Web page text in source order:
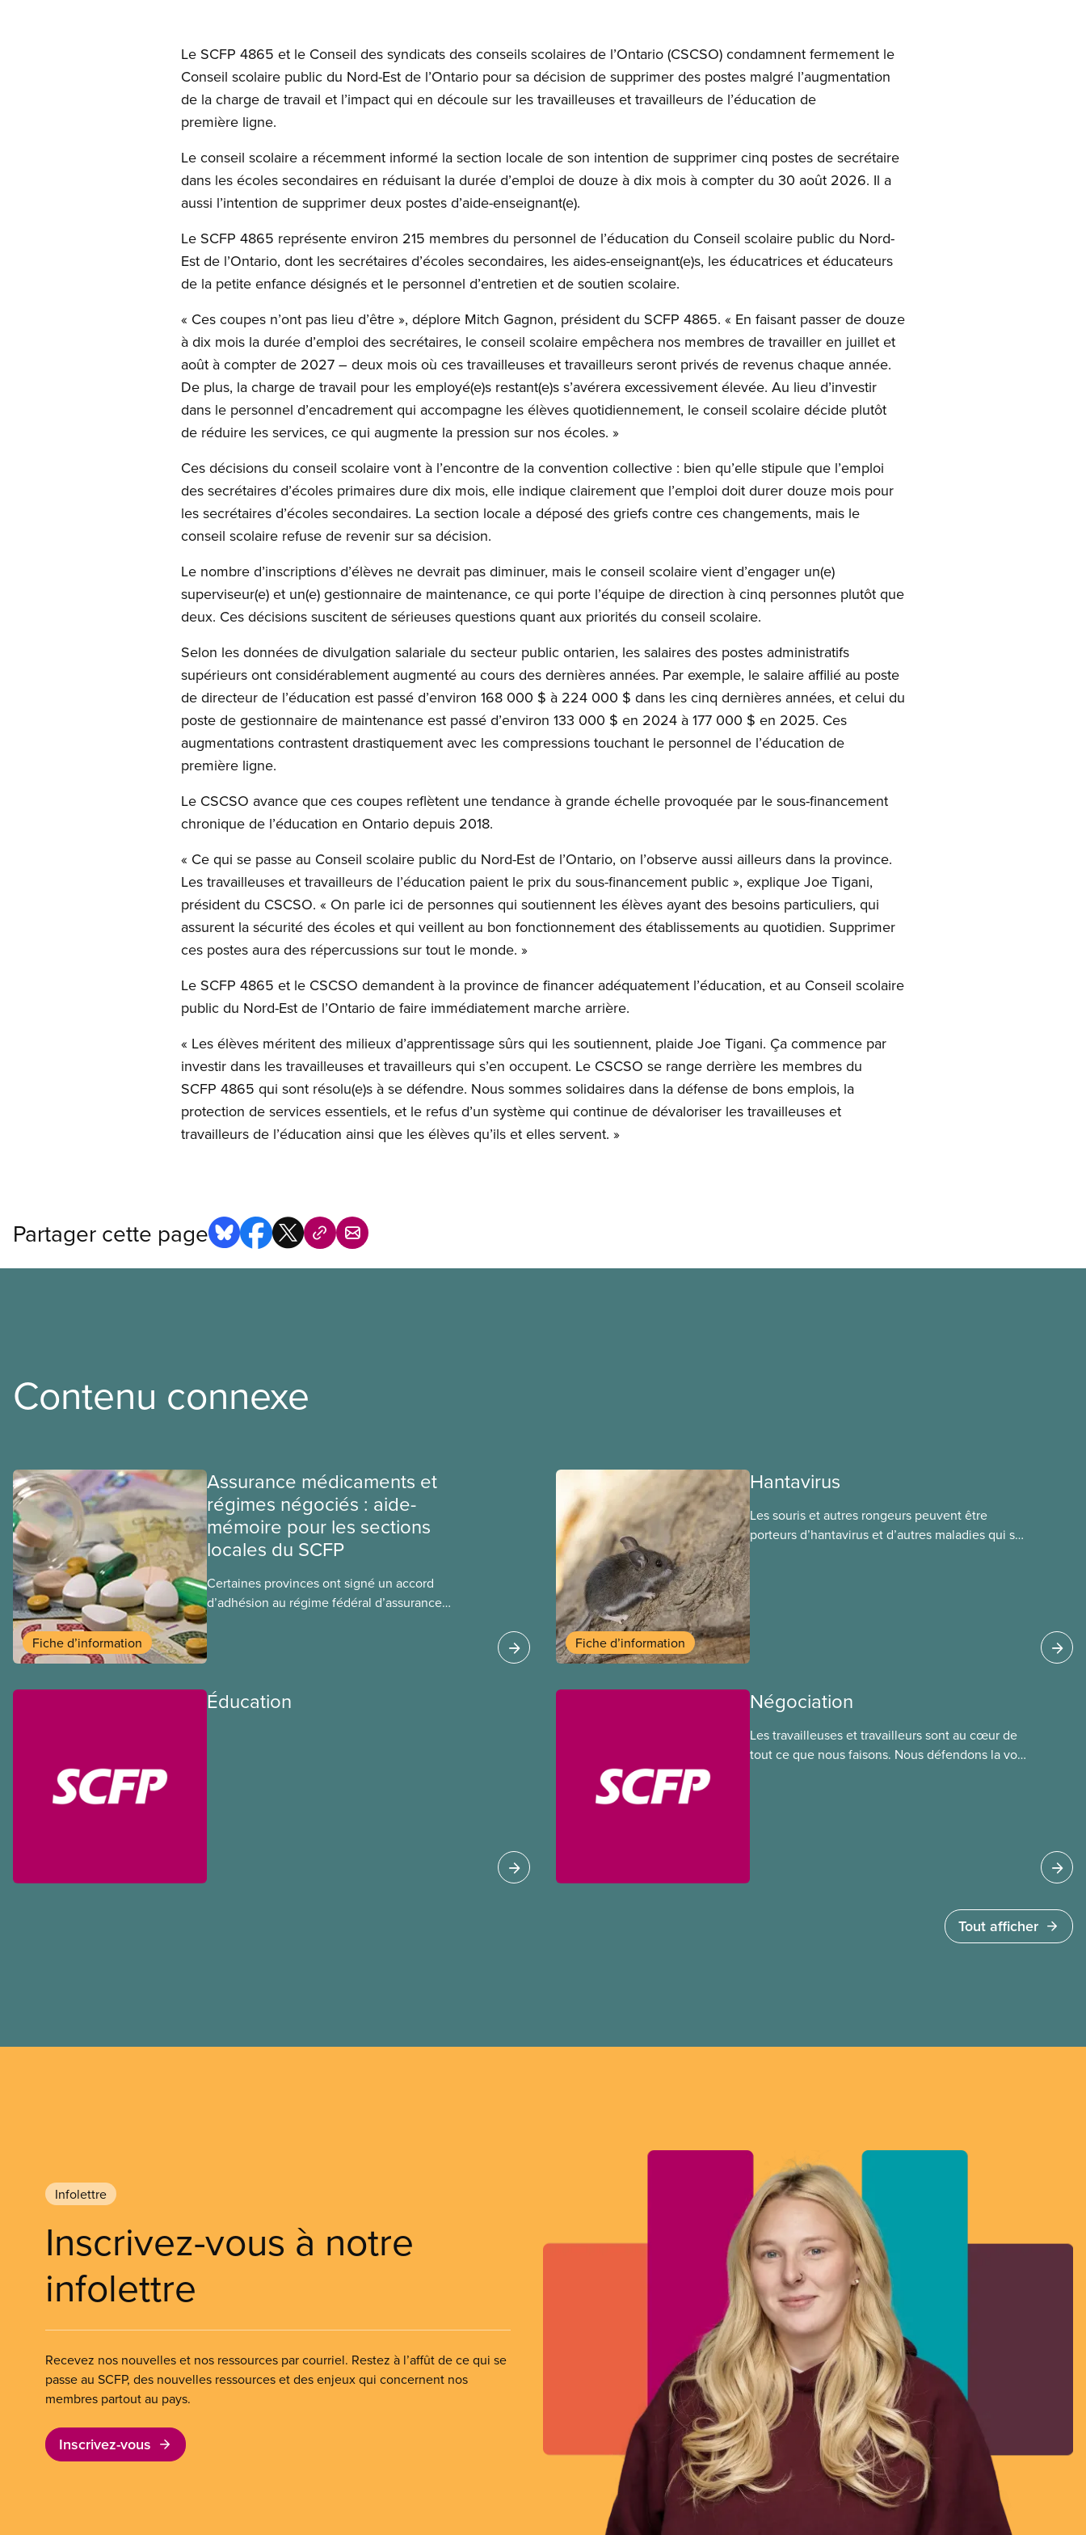
Le SCFP 4865 et le Conseil des syndicats des conseils scolaires de l’Ontario (CSCSO) condamnent fermement le
Conseil scolaire public du Nord-Est de l’Ontario pour sa décision de supprimer des postes malgré l’augmentation
de la charge de travail et l’impact qui en découle sur les travailleuses et travailleurs de l’éducation de
première ligne.
Le conseil scolaire a récemment informé la section locale de son intention de supprimer cinq postes de secrétaire
dans les écoles secondaires en réduisant la durée d’emploi de douze à dix mois à compter du 30 août 2026. Il a
aussi l’intention de supprimer deux postes d’aide-enseignant(e).
Le SCFP 4865 représente environ 215 membres du personnel de l’éducation du Conseil scolaire public du Nord-
Est de l’Ontario, dont les secrétaires d’écoles secondaires, les aides-enseignant(e)s, les éducatrices et éducateurs
de la petite enfance désignés et le personnel d’entretien et de soutien scolaire.
« Ces coupes n’ont pas lieu d’être », déplore Mitch Gagnon, président du SCFP 4865. « En faisant passer de douze
à dix mois la durée d’emploi des secrétaires, le conseil scolaire empêchera nos membres de travailler en juillet et
août à compter de 2027 – deux mois où ces travailleuses et travailleurs seront privés de revenus chaque année.
De plus, la charge de travail pour les employé(e)s restant(e)s s’avérera excessivement élevée. Au lieu d’investir
dans le personnel d’encadrement qui accompagne les élèves quotidiennement, le conseil scolaire décide plutôt
de réduire les services, ce qui augmente la pression sur nos écoles. »
Ces décisions du conseil scolaire vont à l’encontre de la convention collective : bien qu’elle stipule que l’emploi
des secrétaires d’écoles primaires dure dix mois, elle indique clairement que l’emploi doit durer douze mois pour
les secrétaires d’écoles secondaires. La section locale a déposé des griefs contre ces changements, mais le
conseil scolaire refuse de revenir sur sa décision.
Le nombre d’inscriptions d’élèves ne devrait pas diminuer, mais le conseil scolaire vient d’engager un(e)
superviseur(e) et un(e) gestionnaire de maintenance, ce qui porte l’équipe de direction à cinq personnes plutôt que
deux. Ces décisions suscitent de sérieuses questions quant aux priorités du conseil scolaire.
Selon les données de divulgation salariale du secteur public ontarien, les salaires des postes administratifs
supérieurs ont considérablement augmenté au cours des dernières années. Par exemple, le salaire affilié au poste
de directeur de l’éducation est passé d’environ 168 000 $ à 224 000 $ dans les cinq dernières années, et celui du
poste de gestionnaire de maintenance est passé d’environ 133 000 $ en 2024 à 177 000 $ en 2025. Ces
augmentations contrastent drastiquement avec les compressions touchant le personnel de l’éducation de
première ligne.
Le CSCSO avance que ces coupes reflètent une tendance à grande échelle provoquée par le sous-financement
chronique de l’éducation en Ontario depuis 2018.
« Ce qui se passe au Conseil scolaire public du Nord-Est de l’Ontario, on l’observe aussi ailleurs dans la province.
Les travailleuses et travailleurs de l’éducation paient le prix du sous-financement public », explique Joe Tigani,
président du CSCSO. « On parle ici de personnes qui soutiennent les élèves ayant des besoins particuliers, qui
assurent la sécurité des écoles et qui veillent au bon fonctionnement des établissements au quotidien. Supprimer
ces postes aura des répercussions sur tout le monde. »
Le SCFP 4865 et le CSCSO demandent à la province de financer adéquatement l’éducation, et au Conseil scolaire
public du Nord-Est de l’Ontario de faire immédiatement marche arrière.
« Les élèves méritent des milieux d’apprentissage sûrs qui les soutiennent, plaide Joe Tigani. Ça commence par
investir dans les travailleuses et travailleurs qui s’en occupent. Le CSCSO se range derrière les membres du
SCFP 4865 qui sont résolu(e)s à se défendre. Nous sommes solidaires dans la défense de bons emplois, la
protection de services essentiels, et le refus d’un système qui continue de dévaloriser les travailleuses et
travailleurs de l’éducation ainsi que les élèves qu’ils et elles servent. »
Partager cette page
Contenu connexe
Fiche d’information
Assurance médicaments et
régimes négociés : aide-
mémoire pour les sections
locales du SCFP
Certaines provinces ont signé un accord
d’adhésion au régime fédéral d’assurance
Fiche d’information
Hantavirus
Les souris et autres rongeurs peuvent être
porteurs d’hantavirus et d’autres maladies qui se
Éducation Négociation
Les travailleuses et travailleurs sont au cœur de
tout ce que nous faisons. Nous défendons la voix
Tout afficher
Infolettre
Inscrivez-vous à notre
infolettre
Recevez nos nouvelles et nos ressources par courriel. Restez à l’affût de ce qui se
passe au SCFP, des nouvelles ressources et des enjeux qui concernent nos
membres partout au pays.
Inscrivez-vous